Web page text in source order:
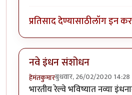
प्रतिसाद देण्यासाठीलॉग इन
नवे इंधन संशोधन
हेमंतकुमारबुधवार, 26/02/2020 14:28
भारतीय रेल्वे भविष्यात नव्या